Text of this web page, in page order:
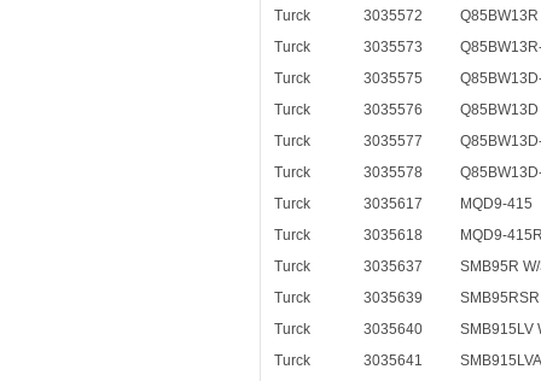
Turck
3035572
Q85BW13R
Turck
3035573
Turck
3035575
Turck
3035576
Q85BW13D
Turck
3035577
Turck
3035578
Turck
3035617
MQD9-415
Turck
3035618
MQD9-
Turck
3035637
SMB95R
Turck
3035639
Turck
3035640
SMB915LV
Turck
3035641